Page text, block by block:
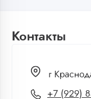
Контакты
г
+7 (929)